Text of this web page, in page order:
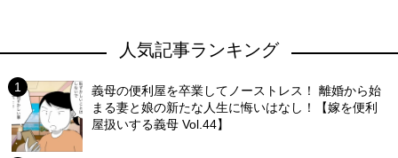
人気記事ランキング
義母の便利屋を卒業してノーストレス！ 離婚から始
まる妻と娘の新たな人生に悔いはなし！【嫁を便利
屋扱いする義母 Vol.44】